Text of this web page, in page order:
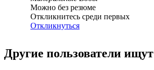
Можно без резюме
Откликнитесь среди первых
Откликнуться
Другие пользователи ищут